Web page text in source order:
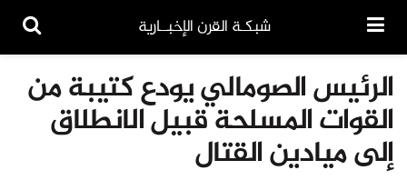
شبكـة القرن الإخبــارية
الرئيس الصومالي يودع كتيبة من
القوات المسلحة قبيل الانطلاق
إلى ميادين القتال